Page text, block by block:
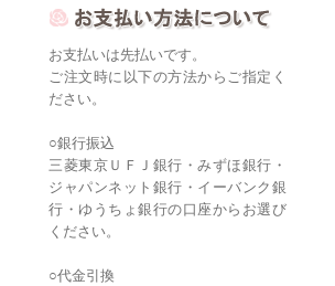
お支払いは先払いです。
ご注文時に以下の方法からご指定く
ださい。
○銀行振込
三菱東京ＵＦＪ銀行・みずほ銀行・
ジャパンネット銀行・イーバンク銀
行・ゆうちょ銀行の口座からお選び
ください。
○代金引換